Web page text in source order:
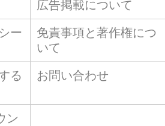
広告掲載について
ー
免責事項と著作権につ
いて
る
お問い合わせ
ン